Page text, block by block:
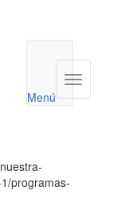
utilidades
Menú
Menú
programas-